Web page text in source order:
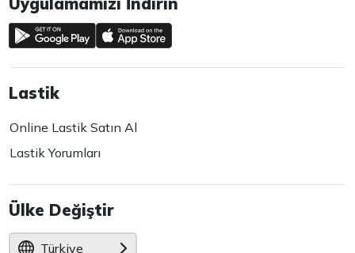
Lastik
Online Lastik Satın Al
Lastik Yorumları
Ülke Değiştir
Türkiye